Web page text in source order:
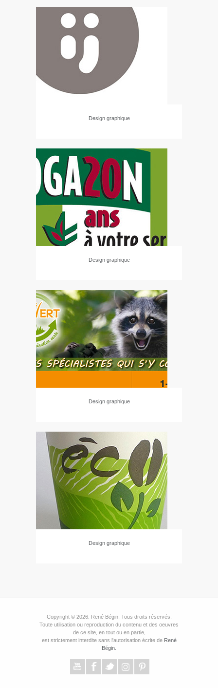
Design graphique
Design graphique
Design graphique
Design graphique
Copyright © 2026. René Bégin. Tous droits réservés.
Toute utilisation ou reproduction du contenu et des oeuvres
de ce site, en tout ou en partie,
est strictement interdite sans l'autorisation écrite de René
Bégin.